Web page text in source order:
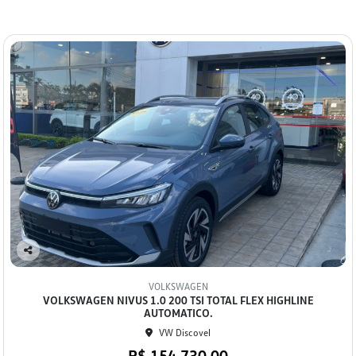
Co
VOLKSWAGEN
VOLKSWAGEN NIVUS 1.0 200 TSI TOTAL FLEX HIGHLINE
AUTOMATICO.
VW Discovel